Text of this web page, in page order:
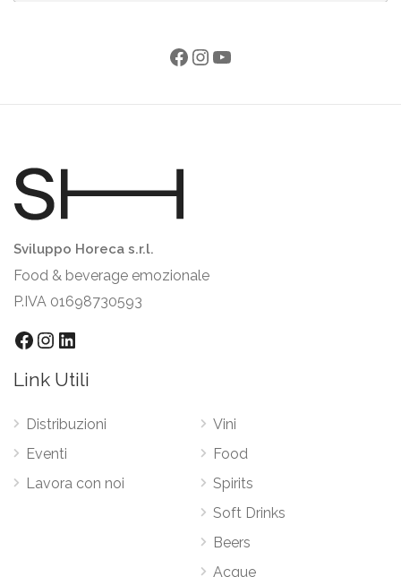
Facebook
Instagram
YouTube
Sviluppo Horeca s.r.l.
Food & beverage emozionale
P.IVA 01698730593
Facebook
Instagram
LinkedIn
Link Utili
Distribuzioni
Eventi
Lavora con noi
Vini
Food
Spirits
Soft Drinks
Beers
Acque